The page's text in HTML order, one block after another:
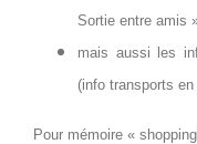
Sortie entre amis
mais aussi les
(info transports
Pour mémoire «